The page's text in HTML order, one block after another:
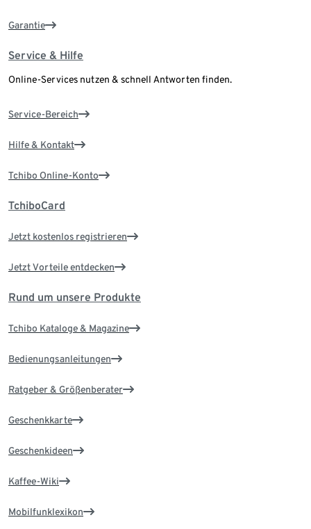
Garantie
Service & Hilfe
Online-Services nutzen & schnell Antworten finden.
Service-Bereich
Hilfe & Kontakt
Tchibo Online-Konto
TchiboCard
Jetzt kostenlos registrieren
Jetzt Vorteile entdecken
Rund um unsere Produkte
Tchibo Kataloge & Magazine
Bedienungsanleitungen
Ratgeber & Größenberater
Geschenkkarte
Geschenkideen
Kaffee-Wiki
Mobilfunklexikon